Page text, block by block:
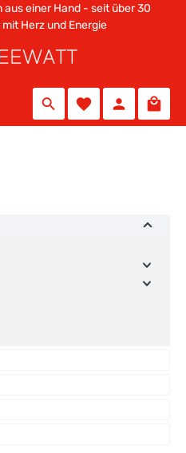
einer Hand - seit über 30
Herz und Energie